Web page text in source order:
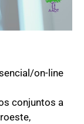
on-line
conjuntos a